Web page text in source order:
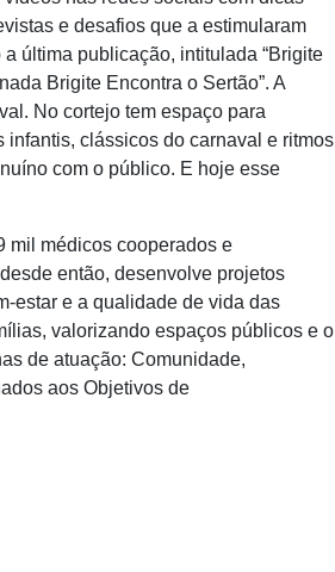
e desafios que a estimularam
última publicação, intitulada “Brigite
Brigite Encontra o Sertão”. A
No cortejo tem espaço para
clássicos do carnaval e ritmos
com o público. E hoje esse
mil médicos cooperados e
então, desenvolve projetos
estar e a qualidade de vida das
valorizando espaços públicos e o
de atuação: Comunidade,
aos Objetivos de